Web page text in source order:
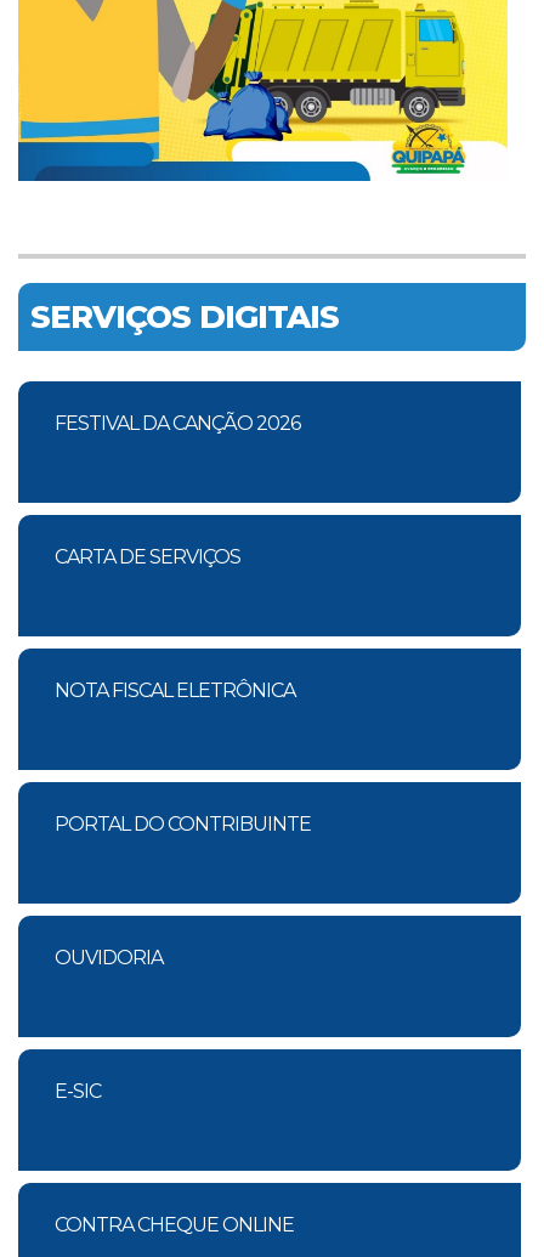
SERVIÇOS DIGITAIS
FESTIVAL DA CANÇÃO 2026
CARTA DE SERVIÇOS
NOTA FISCAL ELETRÔNICA
PORTAL DO CONTRIBUINTE
OUVIDORIA
E-SIC
CONTRA CHEQUE ONLINE